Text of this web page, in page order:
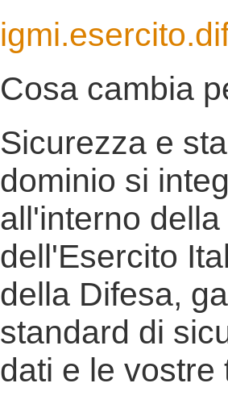
Cosa cambia
Sicurezza e
dominio si
all'interno
dell'Esercito
della Difesa,
standard di
dati e le vostre